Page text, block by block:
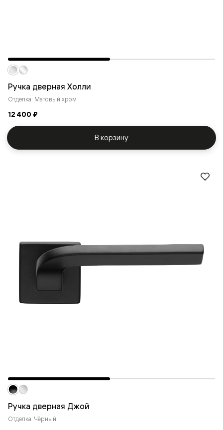
Ручка дверная Холли
Отделка: Матовый хром
12 400 ₽
В корзину
Ручка дверная Джой
Отделка: Чёрный